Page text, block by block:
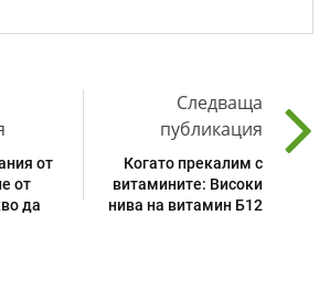
от
от
да
Следваща
публикация
Когато прекалим с
витамините: Високи
нива на витамин Б12